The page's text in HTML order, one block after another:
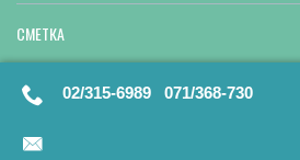
СМЕТКА
02/315-6989 071/368-730